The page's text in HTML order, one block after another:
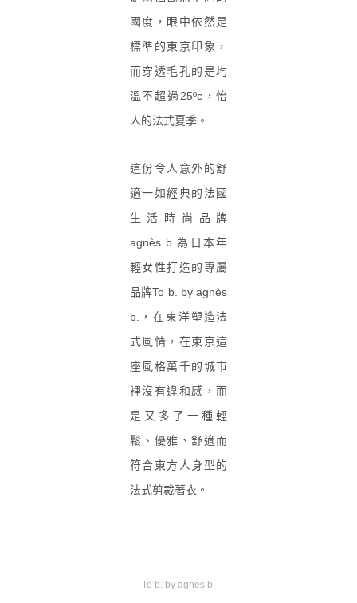
國度，眼中依然是
標準的東京印象，
而穿透毛孔的是均
溫不超過25ºc，怡
人的法式夏季。
這份令人意外的舒
適一如經典的法國
生活時尚品牌
agnès b.為日本年
輕女性打造的專屬
品牌To b. by agnès
b.，在東洋塑造法
式風情，在東京這
座風格萬千的城市
裡沒有違和感，而
是又多了一種輕
鬆、優雅、舒適而
符合東方人身型的
法式剪裁著衣。
To b. by agnes b.